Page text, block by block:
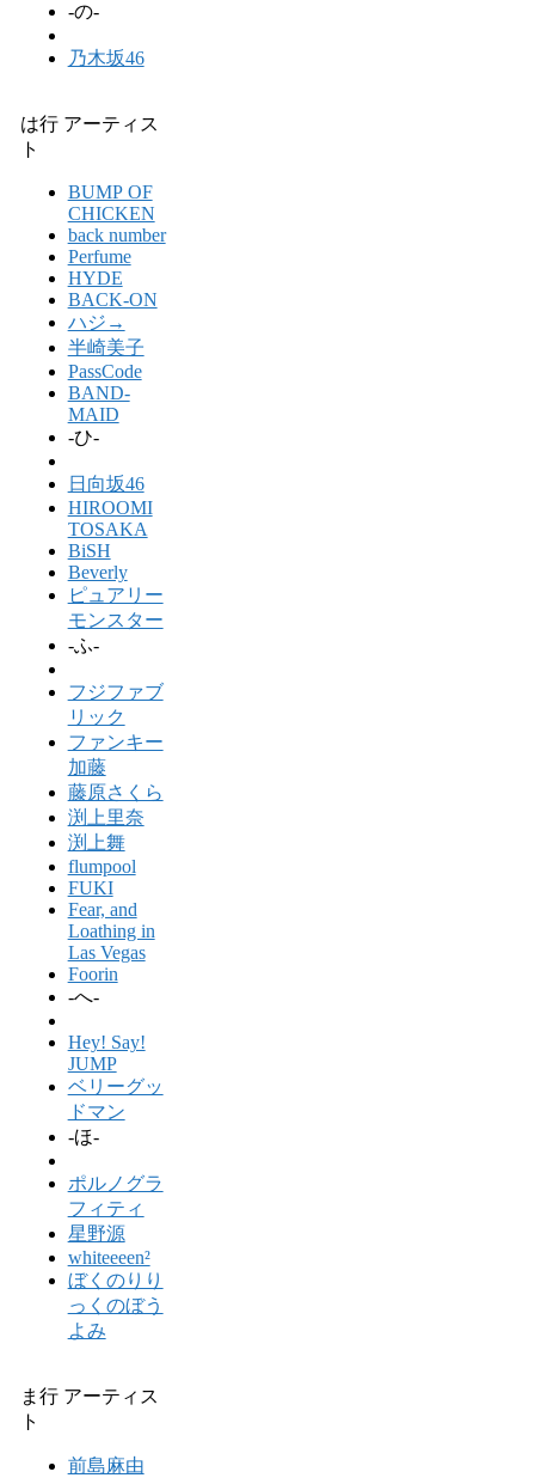
-の-
乃木坂46
は行 アーティス
ト
BUMP OF
CHICKEN
back number
Perfume
HYDE
BACK-ON
ハジ→
半崎美子
PassCode
BAND-
MAID
-ひ-
日向坂46
HIROOMI
TOSAKA
BiSH
Beverly
ピュアリー
モンスター
-ふ-
フジファブ
リック
ファンキー
加藤
藤原さくら
渕上里奈
渕上舞
flumpool
FUKI
Fear, and
Loathing in
Las Vegas
Foorin
-へ-
Hey! Say!
JUMP
ベリーグッ
ドマン
-ほ-
ポルノグラ
フィティ
星野源
whiteeeen²
ぼくのりり
っくのぼう
よみ
ま行 アーティス
ト
前島麻由